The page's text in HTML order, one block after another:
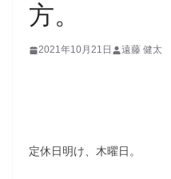
方。
2021年10月21日 遠藤 健太
定休日明け、木曜日。